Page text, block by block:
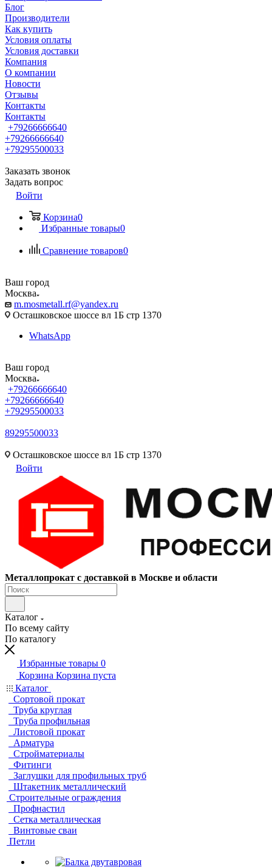
Блог
Производители
Как купить
Условия оплаты
Условия доставки
Компания
О компании
Новости
Отзывы
Контакты
Контакты
+79266666640
+79266666640
+79295500033
Заказать звонок
Задать вопрос
Войти
Корзина0
Избранные товары0
Сравнение товаров0
Ваш город
Москва
m.mosmetall.rf@yandex.ru
Осташковское шоссе вл 1Б стр 1370
WhatsApp
Ваш город
Москва
+79266666640
+79266666640
+79295500033
89295500033
Осташковское шоссе вл 1Б стр 1370
Войти
Металлопрокат с доставкой в Москве и области
Каталог
По всему сайту
По каталогу
Избранные товары 0
Корзина Корзина пуста
Каталог
Сортовой прокат
Труба круглая
Труба профильная
Листовой прокат
Арматура
Стройматериалы
Фитинги
Заглушки для профильных труб
Штакетник металлический
Строительные ограждения
Профнастил
Сетка металлическая
Винтовые сваи
Петли